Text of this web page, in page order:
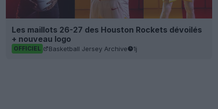
Les maillots 26-27 des Houston Rockets dévoilés
+ nouveau logo
OFFICIEL Basketball Jersey Archive 1j